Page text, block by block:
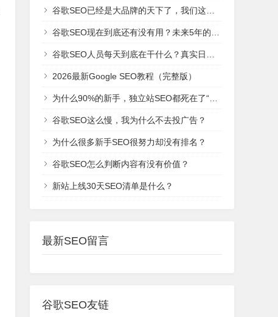
谷歌SEO已经是大品牌的天下了，我们这些新网站还有机会吗？
谷歌SEO现在到底还有没有用？未来5年的趋势是什么？
谷歌SEO人员每天到底在干什么？真实日常工作！
2026最新Google SEO教程（完整版）
为什么90%的新手，独立站SEO都死在了“建站期”？
谷歌SEO这么慢，我为什么不去投广告？
为什么很多新手SEO很努力却没有排名？
谷歌SEO怎么判断内容有没有价值？
新站上线30天SEO清单是什么？
最新SEO留言
谷歌SEO友链